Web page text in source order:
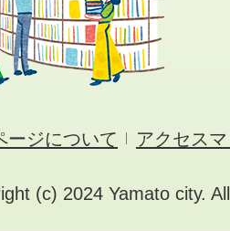
ージについて アクセス
(c) 2024 Yamato city.